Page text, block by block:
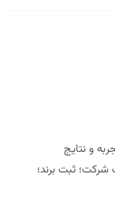
با بیش از 15 سال تجربه و نتایج
ثبت برند؛